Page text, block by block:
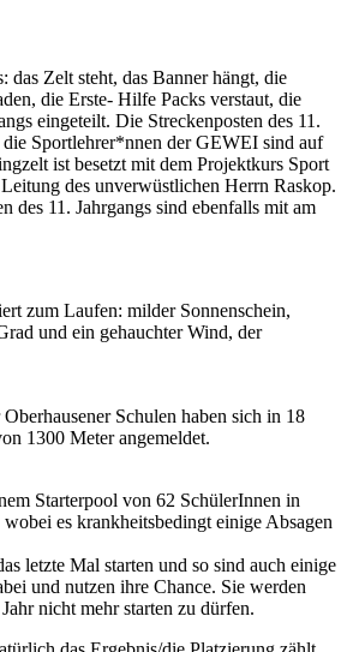
das Zelt steht, das Banner hängt, die
die Erste- Hilfe Packs verstaut, die
eingeteilt. Die Streckenposten des 11.
die Sportlehrer*nnen der GEWEI sind auf
ist besetzt mit dem Projektkurs Sport
des unverwüstlichen Herrn Raskop.
des 11. Jahrgangs sind ebenfalls mit am
zum Laufen: milder Sonnenschein,
und ein gehauchter Wind, der
Schulen haben sich in 18
1300 Meter angemeldet.
Starterpool von 62 SchülerInnen in
es krankheitsbedingt einige Absagen
letzte Mal starten und so sind auch einige
und nutzen ihre Chance. Sie werden
nicht mehr starten zu dürfen.